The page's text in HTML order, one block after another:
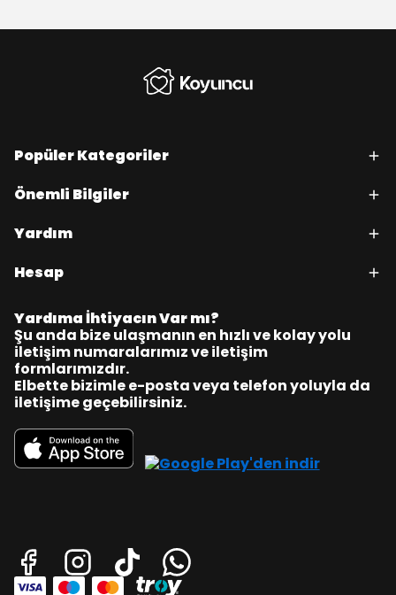
Popüler Kategoriler
Önemli Bilgiler
Yardım
Hesap
Yardıma İhtiyacın Var mı?
Şu anda bize ulaşmanın en hızlı ve kolay yolu
iletişim numaralarımız ve iletişim
formlarımızdır.
Elbette bizimle e-posta veya telefon yoluyla da
iletişime geçebilirsiniz.